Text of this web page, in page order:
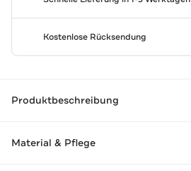
Kostenlose Rücksendung
Produktbeschreibung
Material & Pflege